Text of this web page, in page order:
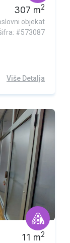
307 m2
objekat
#573087
Više Detalja
11 m2